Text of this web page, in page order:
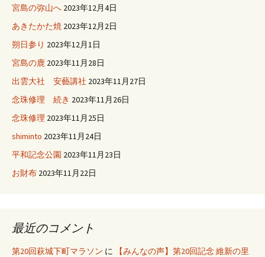
宮島の弥山へ 2023年12月4日
あきたかた焼 2023年12月2日
朔日参り 2023年12月1日
宮島の鹿 2023年11月28日
出雲大社 安藝講社 2023年11月27日
念珠修理 続き 2023年11月26日
念珠修理 2023年11月25日
shiminto 2023年11月24日
平和記念公園 2023年11月23日
お財布 2023年11月22日
最近のコメント
第20回萩城下町マラソン に
【みんなの声】第20回記念 維新の里